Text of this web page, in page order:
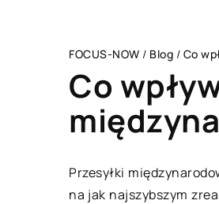
FOCUS-NOW / Blog / Co
Co
Przesyłki
na jak najszybszym